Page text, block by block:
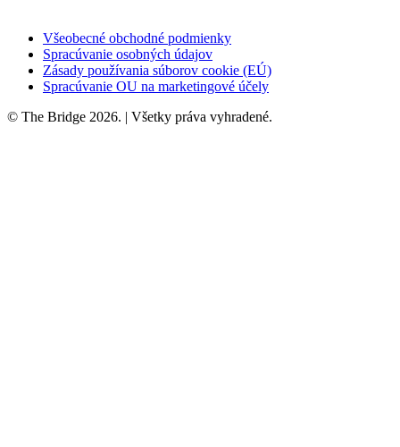
Všeobecné obchodné podmienky
Spracúvanie osobných údajov
Zásady používania súborov cookie (EÚ)
Spracúvanie OU na marketingové účely
© The Bridge 2026. | Všetky práva vyhradené.